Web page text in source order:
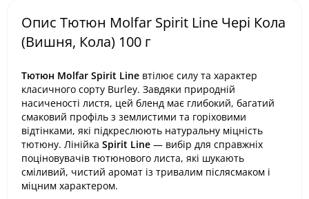
Опис Тютюн Molfar Spirit Line Чері Кола
(Вишня, Кола) 100 г
Тютюн Molfar Spirit Line втілює силу та характер
класичного сорту Burley. Завдяки природній
насиченості листя, цей бленд має глибокий, багатий
смаковий профіль з землистими та горіховими
відтінками, які підкреслюють натуральну міцність
тютюну. Лінійка Spirit Line — вибір для справжніх
поціновувачів тютюнового листа, які шукають
сміливий, чистий аромат із тривалим післясмаком і
міцним характером.